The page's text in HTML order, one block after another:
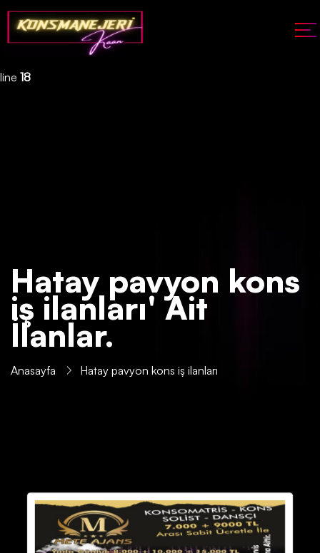
Deprecated: json_decode(): Passing null to parameter #1 ($json)
of type string is deprecated in
/home/konsmenajericom/public_html/api/kontrol/etiket.php
line 18
Hatay pavyon kons
iş ilanları' Ait
İlanlar.
Anasayfa Hatay pavyon kons iş ilanları